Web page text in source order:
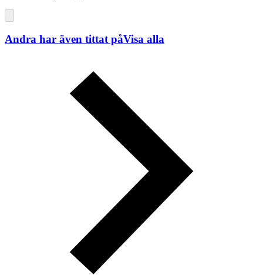
Andra har även tittat påVisa alla